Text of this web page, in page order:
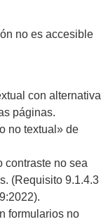
no es accesible
con alternativa
páginas.
no textual» de
contraste no sea
(Requisito 9.1.4.3
formularios no